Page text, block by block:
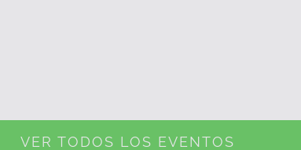
VER TODOS LOS EVENTOS